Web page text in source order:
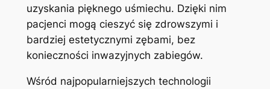
uzyskania pięknego uśmiechu. Dzięki⁢ nim
pacjenci mogą cieszyć ‍się zdrowszymi i
bardziej ⁤estetycznymi‌ zębami, bez
konieczności inwazyjnych zabiegów.
Wśród najpopularniejszych technologii